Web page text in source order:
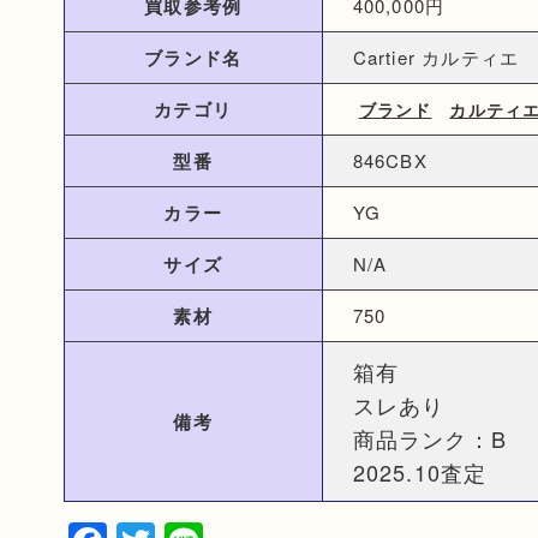
買取参考例 400,000円
ブランド名 Cartier カルティエ
カテゴリ ブランド カルティ
型番 846CBX
カラー YG
サイズ N/A
素材 750
備考
箱有
スレあり
商品ランク：B
2025.10査定